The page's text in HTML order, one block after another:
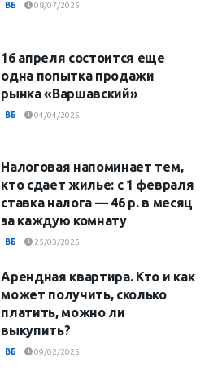
| ВБ 08/07/2025
16 апреля состоится еще
одна попытка продажи
рынка «Варшавский»
| ВБ 04/04/2025
Налоговая напоминает тем,
кто сдает жилье: с 1 февраля
ставка налога — 46 р. в месяц
за каждую комнату
| ВБ 25/03/2025
Арендная квартира. Кто и как
может получить, сколько
платить, можно ли
выкупить?
| ВБ 09/02/2025